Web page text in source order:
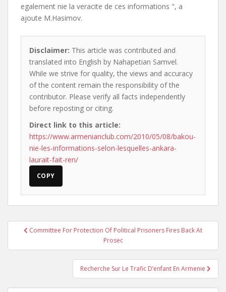
egalement nie la veracite de ces informations ", a
ajoute M.Hasimov.
Disclaimer: This article was contributed and
translated into English by Nahapetian Samvel.
While we strive for quality, the views and accuracy
of the content remain the responsibility of the
contributor. Please verify all facts independently
before reposting or citing.
Direct link to this article:
https://www.armenianclub.com/2010/05/08/bakou-
nie-les-informations-selon-lesquelles-ankara-
laurait-fait-ren/
COPY
PostCommittee For Protection Of Political Prisoners Fires Back At
Prosec
Recherche Sur Le Trafic D’enfant En Armenie